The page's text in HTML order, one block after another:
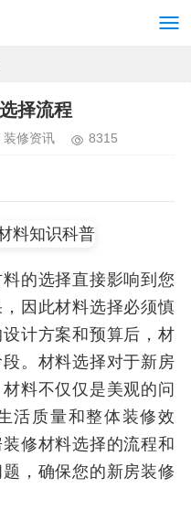
择流程
装修资讯 8315
的选择直接影响到您
因此材料选择必须慎
计方案和预算后，材
。材料选择对于新房
料不仅仅是美观的问
活质量和整体装修效
修材料选择的流程和
，确保您的新房装修